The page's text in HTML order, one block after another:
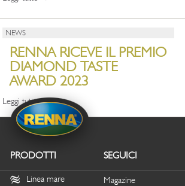
NEWS
RENNA RICEVE IL PREMIO
DIAMOND TASTE
AWARD 2023
Leggi tutto
PRODOTTI
Linea mare
SEGUICI
Magazine